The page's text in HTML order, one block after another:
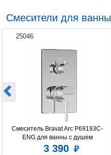
Смесители для ванны
25046
Смеситель Bravat Arc P69193C-
ENG для ванны с душем
3 390